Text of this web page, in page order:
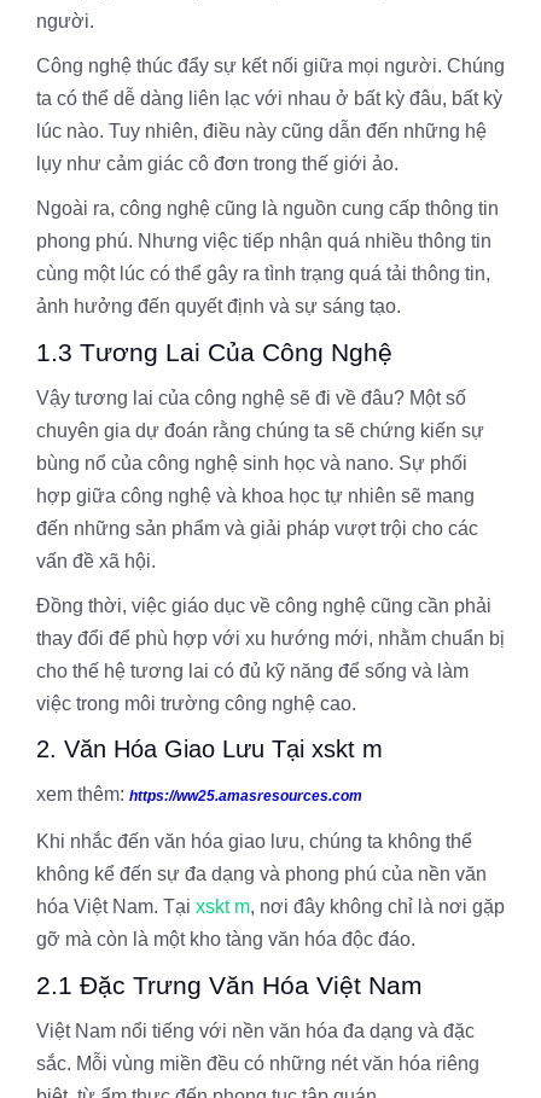
người.
Công nghệ thúc đẩy sự kết nối giữa mọi người. Chúng
ta có thể dễ dàng liên lạc với nhau ở bất kỳ đâu, bất kỳ
lúc nào. Tuy nhiên, điều này cũng dẫn đến những hệ
lụy như cảm giác cô đơn trong thế giới ảo.
Ngoài ra, công nghệ cũng là nguồn cung cấp thông tin
phong phú. Nhưng việc tiếp nhận quá nhiều thông tin
cùng một lúc có thể gây ra tình trạng quá tải thông tin,
ảnh hưởng đến quyết định và sự sáng tạo.
1.3 Tương Lai Của Công Nghệ
Vậy tương lai của công nghệ sẽ đi về đâu? Một số
chuyên gia dự đoán rằng chúng ta sẽ chứng kiến sự
bùng nổ của công nghệ sinh học và nano. Sự phối
hợp giữa công nghệ và khoa học tự nhiên sẽ mang
đến những sản phẩm và giải pháp vượt trội cho các
vấn đề xã hội.
Đồng thời, việc giáo dục về công nghệ cũng cần phải
thay đổi để phù hợp với xu hướng mới, nhằm chuẩn bị
cho thế hệ tương lai có đủ kỹ năng để sống và làm
việc trong môi trường công nghệ cao.
2. Văn Hóa Giao Lưu Tại xskt m
xem thêm: https://ww25.amasresources.com
Khi nhắc đến văn hóa giao lưu, chúng ta không thể
không kể đến sự đa dạng và phong phú của nền văn
hóa Việt Nam. Tại xskt m, nơi đây không chỉ là nơi gặp
gỡ mà còn là một kho tàng văn hóa độc đáo.
2.1 Đặc Trưng Văn Hóa Việt Nam
Việt Nam nổi tiếng với nền văn hóa đa dạng và đặc
sắc. Mỗi vùng miền đều có những nét văn hóa riêng